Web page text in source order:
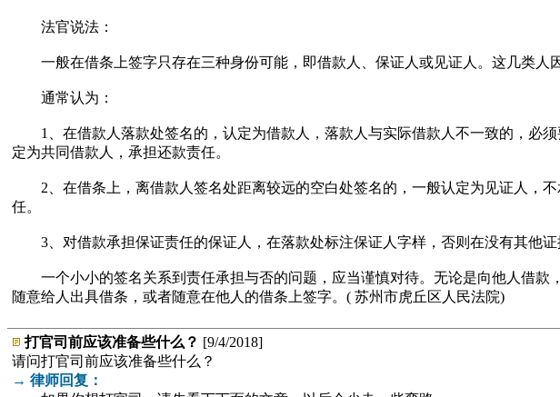
法官说法：
一般在借条上签字只存在三种身份可能，即借款人、保证人或见证人。这几类人
通常认为：
1、在借款人落款处签名的，认定为借款人，落款人与实际借款人不一致的，必
定为共同借款人，承担还款责任。
2、在借条上，离借款人签名处距离较远的空白处签名的，一般认定为见证人，
任。
3、对借款承担保证责任的保证人，在落款处标注保证人字样，否则在没有其他证
一个小小的签名关系到责任承担与否的问题，应当谨慎对待。无论是向他人借款
随意给人出具借条，或者随意在他人的借条上签字。( 苏州市虎丘区人民法院)
打官司前应该准备些什么？ [9/4/2018]
请问打官司前应该准备些什么？
→ 律师回复：